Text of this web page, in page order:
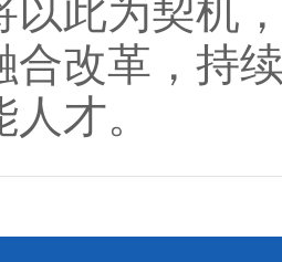
以此为契机
合改革，持
才。